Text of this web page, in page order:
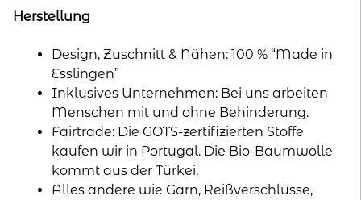
Herstellung
Design, Zuschnitt & Nähen: 100 % “Made in
Esslingen”
Inklusives Unternehmen: Bei uns arbeiten
Menschen mit und ohne Behinderung.
Fairtrade: Die GOTS-zertifizierten Stoffe
kaufen wir in Portugal. Die Bio-Baumwolle
kommt aus der Türkei.
Alles andere wie Garn, Reißverschlüsse,